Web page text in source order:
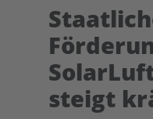
steigt